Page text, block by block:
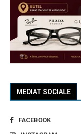
MEDIAT SOCIALE
FACEBOOK